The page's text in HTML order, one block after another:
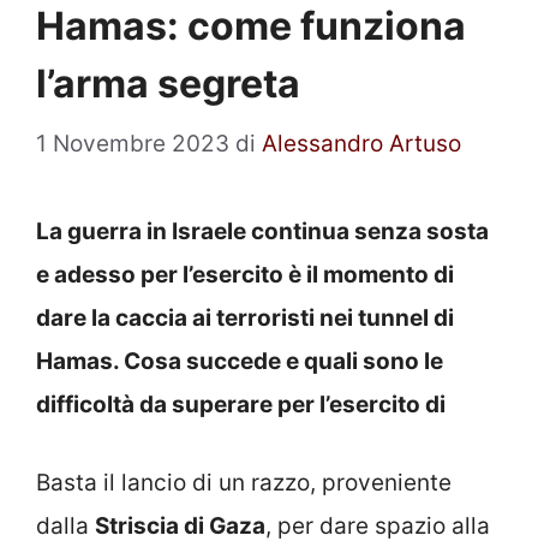
Hamas: come funziona
l’arma segreta
1 Novembre 2023 di Alessandro Artuso
La guerra in Israele continua senza sosta
e adesso per l’esercito è il momento di
dare la caccia ai terroristi nei tunnel di
Hamas. Cosa succede e quali sono le
difficoltà da superare per l’esercito di
Basta il lancio di un razzo, proveniente
dalla Striscia di Gaza, per dare spazio alla